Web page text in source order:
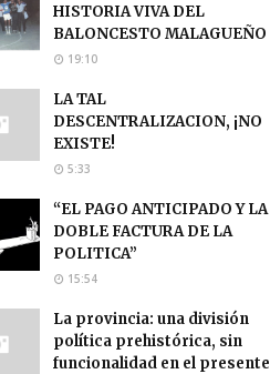
HISTORIA VIVA DEL
BALONCESTO MALAGUEÑO
19:10
LA TAL
DESCENTRALIZACION, ¡NO
EXISTE!
5:33
“EL PAGO ANTICIPADO Y LA
DOBLE FACTURA DE LA
POLITICA”
15:54
La provincia: una división
política prehistórica, sin
funcionalidad en el presente